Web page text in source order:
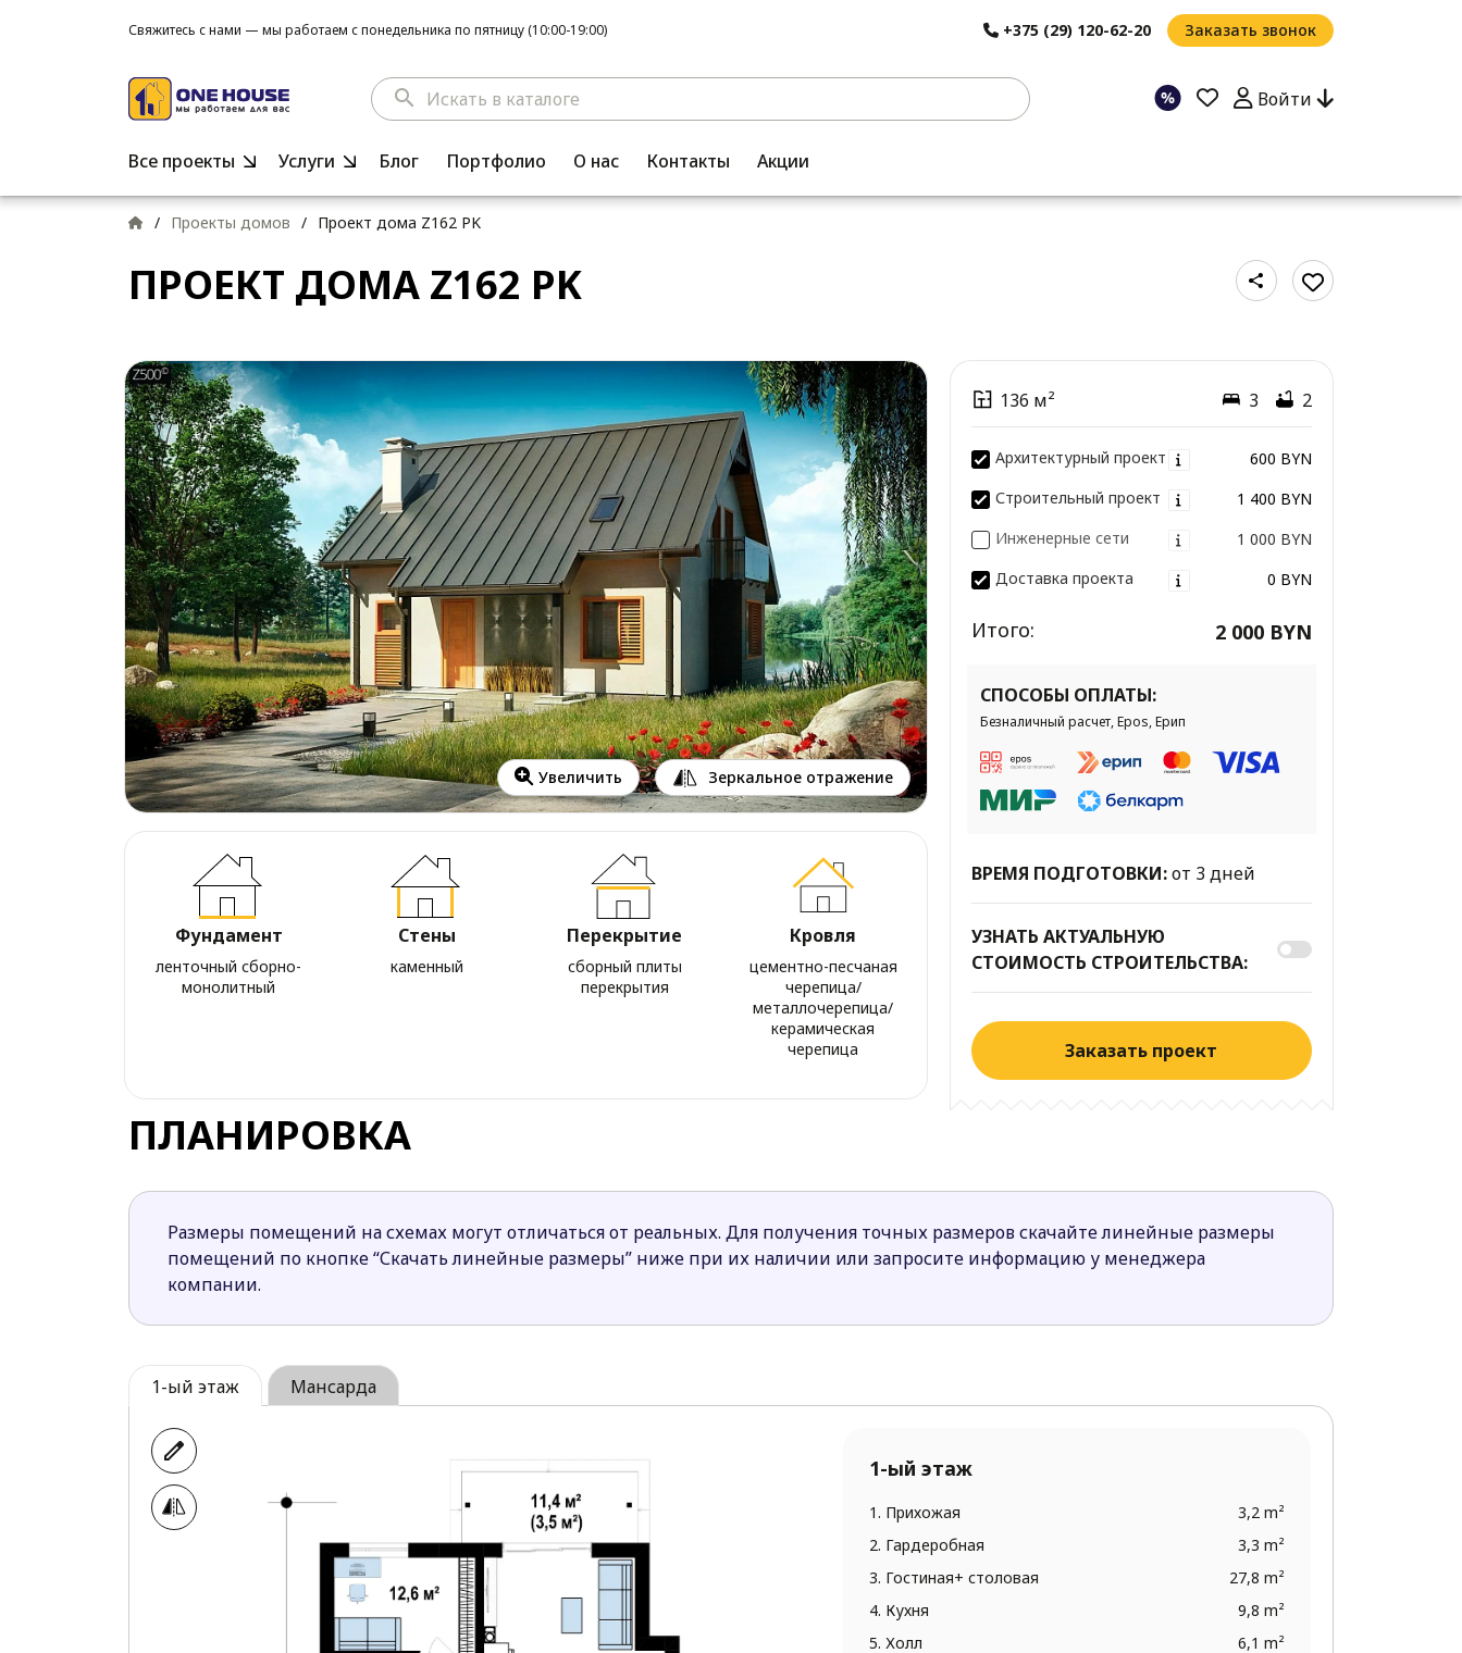
Свяжитесь с нами — мы работаем с понедельника по пятницу (10:00-19:00) +375 (29) 120-62-20 Заказать звонок
search Войти
Все проекты Услуги Блог Портфолио О нас Контакты Акции
/ Проекты домов / Проект дома Z162 PK
ПРОЕКТ ДОМА Z162 PK
Увеличить Зеркальное отражение
Фундамент
ленточный сборно-
монолитный
Стены
каменный
Перекрытие
сборный плиты
перекрытия
Кровля
цементно-песчаная
черепица/
металлочерепица/
керамическая
черепица
136 м² 3 2
Архитектурный проект
600 BYN
Строительный проект
1 400 BYN
Инженерные сети
1 000 BYN
Доставка проекта
0 BYN
Итого: 2 000 BYN
СПОСОБЫ ОПЛАТЫ:
Безналичный расчет, Epos, Ерип
ВРЕМЯ ПОДГОТОВКИ:от 3 дней
УЗНАТЬ АКТУАЛЬНУЮ
СТОИМОСТЬ СТРОИТЕЛЬСТВА:
Заказать проект
ПЛАНИРОВКА
Размеры помещений на схемах могут отличаться от реальных. Для получения точных размеров скачайте линейные размеры
помещений по кнопке “Скачать линейные размеры” ниже при их наличии или запросите информацию у менеджера
компании.
1-ый этаж Мансарда
1-ый этаж
1. Прихожая
3,2 m²
2. Гардеробная
3,3 m²
3. Гостиная+ столовая
27,8 m²
4. Кухня
9,8 m²
5. Холл
6,1 m²